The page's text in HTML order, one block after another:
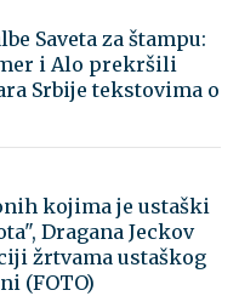
Saveta za štampu:
i Alo prekršili
Srbije tekstovima o
kojima je ustaški
Dragana Jeckov
žrtvama ustaškog
(FOTO)